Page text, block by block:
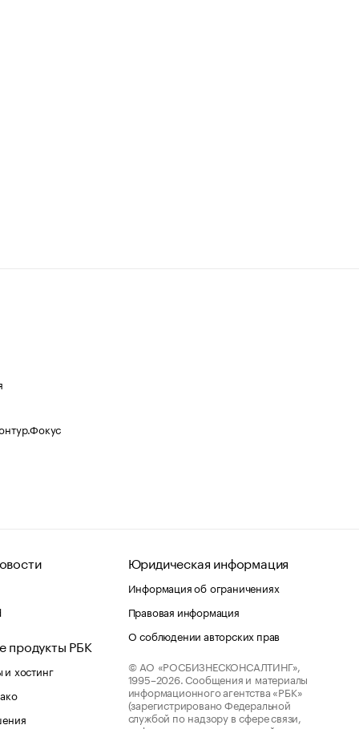
продукты РБК
хостинг
Юридическая информация
Информация об ограничениях
Правовая информация
О соблюдении авторских прав
© АО «РОСБИЗНЕСКОНСАЛТИНГ»,
1995–2026. Сообщения и материалы
информационного агентства «РБК»
(зарегистрировано Федеральной
службой по надзору в сфере связи,